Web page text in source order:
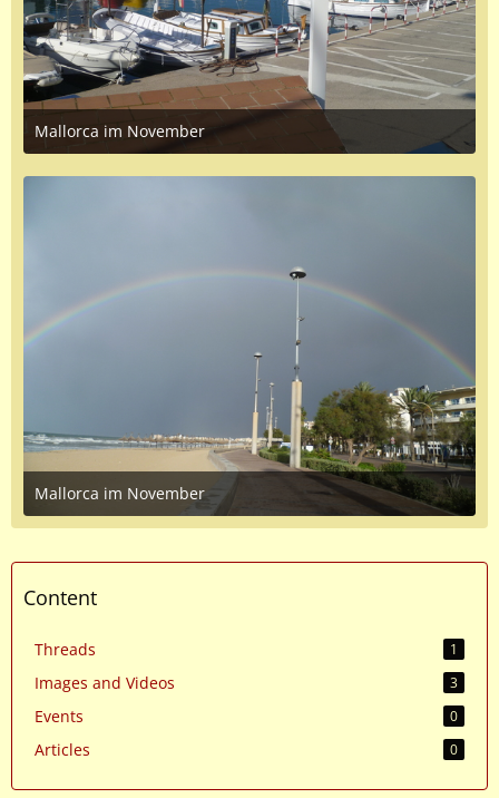
Mallorca im November
April 2, 2017 at 5:50 PM
Mallorca im November
April 2, 2017 at 5:45 PM
Content
Threads 1
Images and Videos 3
Events 0
Articles 0